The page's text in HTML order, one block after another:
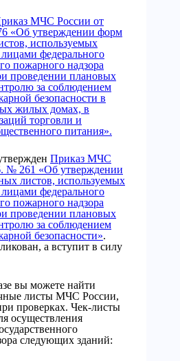
МЧС России от
«Об утверждении форм
используемых
федерального
пожарного надзора
проведении плановых
за соблюдением
безопасности в
жилых домах, в
торговли и
питания».
Приказ МЧС
№ 261 «Об утверждении
листов, используемых
федерального
пожарного надзора
проведении плановых
за соблюдением
безопасности».
а вступит в силу
вы можете найти
листы МЧС России,
проверках. Чек-листы
осуществления
следующих зданий: